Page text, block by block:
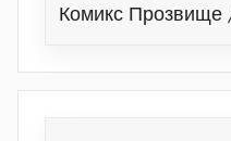
записям
Комикс Прозвище